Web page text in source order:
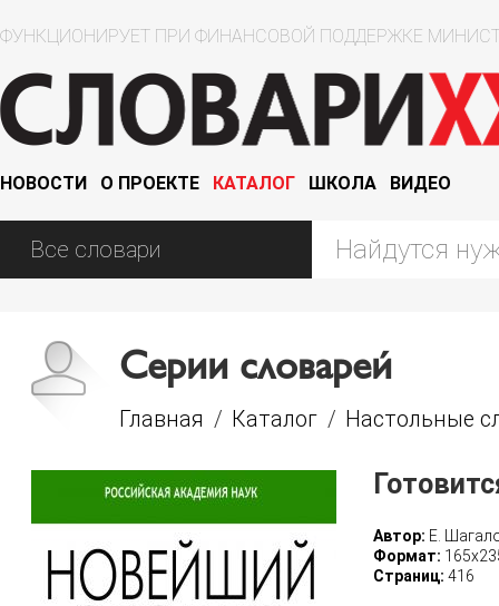
ФУНКЦИОНИРУЕТ ПРИ ФИНАНСОВОЙ ПОДДЕРЖКЕ
НОВОСТИ О ПРОЕКТЕ КАТАЛОГ ШКОЛА ВИДЕО
Серии словарей
Главная / Каталог / Настольные
Автор: Е.
Формат:
Страниц: 416